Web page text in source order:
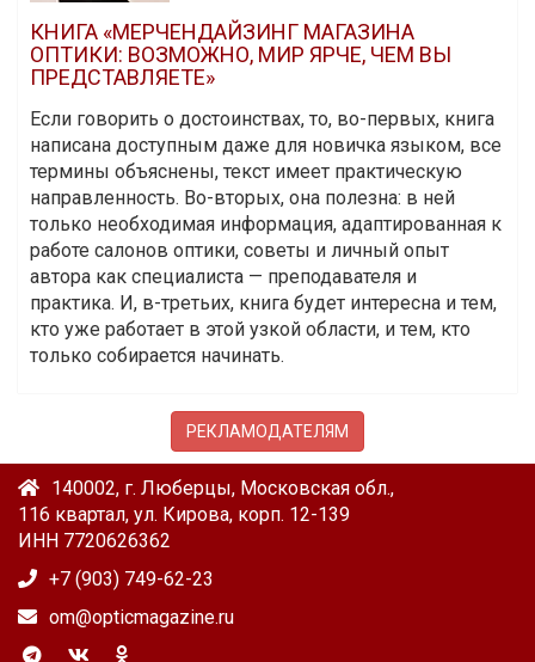
КНИГА «МЕРЧЕНДАЙЗИНГ МАГАЗИНА
ОПТИКИ: ВОЗМОЖНО, МИР ЯРЧЕ, ЧЕМ ВЫ
ПРЕДСТАВЛЯЕТЕ»
Если говорить о достоинствах, то, во-первых, книга
написана доступным даже для новичка языком, все
термины объяснены, текст имеет практическую
направленность. Во-вторых, она полезна: в ней
только необходимая информация, адаптированная к
работе салонов оптики, советы и личный опыт
автора как специалиста — преподавателя и
практика. И, в-третьих, книга будет интересна и тем,
кто уже работает в этой узкой области, и тем, кто
только собирается начинать.
РЕКЛАМОДАТЕЛЯМ
140002, г. Люберцы, Московская обл.,
116 квартал, ул. Кирова, корп. 12-139
ИНН 7720626362
+7 (903) 749-62-23
om@opticmagazine.ru